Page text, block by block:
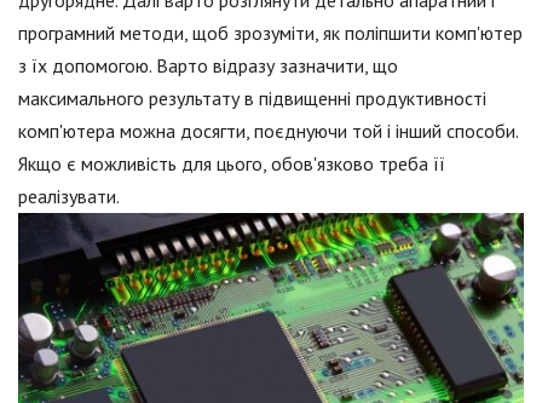
програмний методи, щоб зрозуміти, як поліпшити комп'ютер
з їх допомогою. Варто відразу зазначити, що
максимального результату в підвищенні продуктивності
комп'ютера можна досягти, поєднуючи той і інший способи.
Якщо є можливість для цього, обов'язково треба її
реалізувати.